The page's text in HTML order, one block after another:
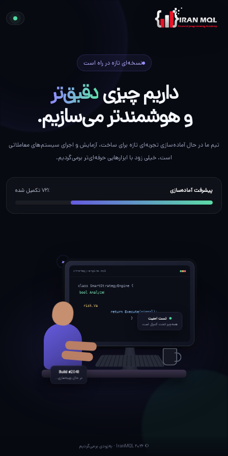
نسخه‌ای تازه در راه است
داریم چیزیدقیق‌تر
و هوشمندتر می‌سازیم.
تیم ما در حال آماده‌سازی تجربه‌ای تازه برای ساخت، آزمایش و اجرای سیستم‌های معاملاتی
است. خیلی زود با ابزارهایی حرفه‌ای‌تر برمی‌گردیم.
پیشرفت آماده‌سازی ۷۲٪ تکمیل شده
strategy-engine.mq5
class SmartStrategyEngine {
bool AnalyzeMarket() {
risk.Validate(signal);
return Execute(signal);
}
تست امنیت
همه‌چیز تحت کنترل است
Build #2048
در حال بهینه‌سازی...
© ۲۰۲۶ IranMQL · به‌زودی برمی‌گردیم